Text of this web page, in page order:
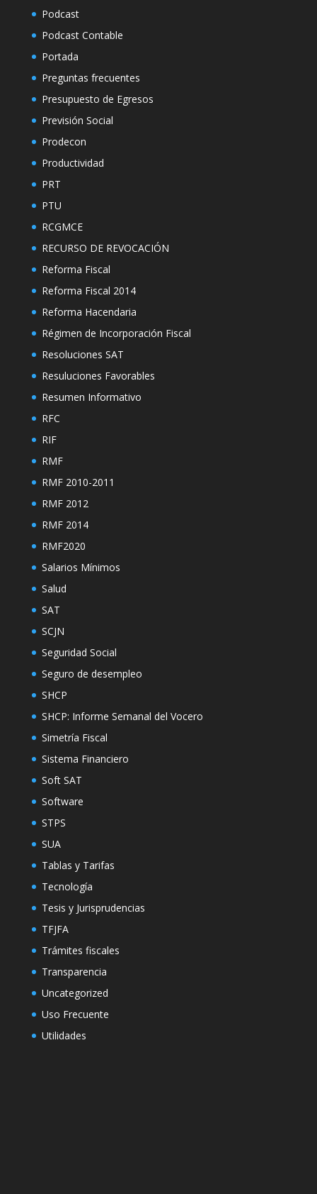
Podcast
Podcast Contable
Portada
Preguntas frecuentes
Presupuesto de Egresos
Previsión Social
Prodecon
Productividad
PRT
PTU
RCGMCE
RECURSO DE REVOCACIÓN
Reforma Fiscal
Reforma Fiscal 2014
Reforma Hacendaria
Régimen de Incorporación Fiscal
Resoluciones SAT
Resuluciones Favorables
Resumen Informativo
RFC
RIF
RMF
RMF 2010-2011
RMF 2012
RMF 2014
RMF2020
Salarios Mínimos
Salud
SAT
SCJN
Seguridad Social
Seguro de desempleo
SHCP
SHCP: Informe Semanal del Vocero
Simetría Fiscal
Sistema Financiero
Soft SAT
Software
STPS
SUA
Tablas y Tarifas
Tecnología
Tesis y Jurisprudencias
TFJFA
Trámites fiscales
Transparencia
Uncategorized
Uso Frecuente
Utilidades